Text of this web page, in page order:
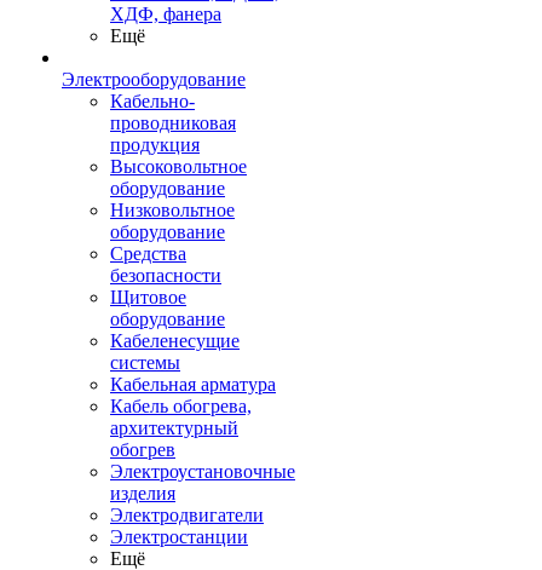
ХДФ, фанера
Ещё
Электрооборудование
Кабельно-
проводниковая
продукция
Высоковольтное
оборудование
Низковольтное
оборудование
Средства
безопасности
Щитовое
оборудование
Кабеленесущие
системы
Кабельная арматура
Кабель обогрева,
архитектурный
обогрев
Электроустановочные
изделия
Электродвигатели
Электростанции
Ещё